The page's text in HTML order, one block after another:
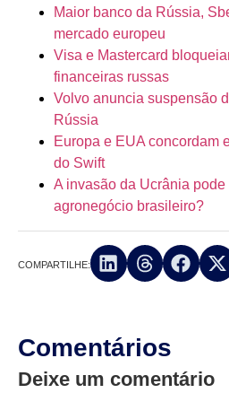
Maior banco da Rússia,
mercado europeu
Visa e Mastercard
financeiras russas
Volvo anuncia suspensão
Rússia
Europa e EUA concordam
do Swift
A invasão da Ucrânia pode
agronegócio brasileiro?
COMPARTILHE:
Comentários
Deixe um comentário